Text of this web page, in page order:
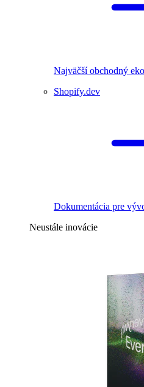
Najväčší obchodný
Shopify.dev
Dokumentácia pre
Neustále inovácie